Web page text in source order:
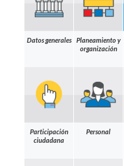
Datos generales
Planeamiento y
organización
Participación
ciudadana
Personal